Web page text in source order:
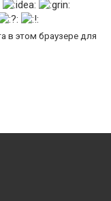
в этом браузере для